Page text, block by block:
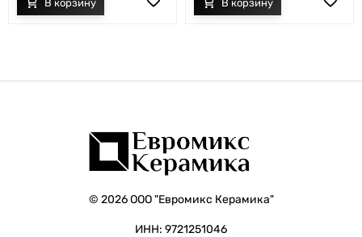
© 2026 ООО "Евромикс Керамика"
ИНН: 9721251046